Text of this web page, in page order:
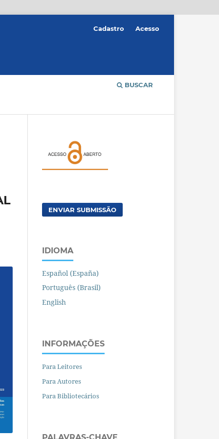
BUSCAR
Cadastro Acesso
ENVIAR SUBMISSÃO
IDIOMA
Español (España)
Português (Brasil)
English
INFORMAÇÕES
Para Leitores
Para Autores
Para Bibliotecários